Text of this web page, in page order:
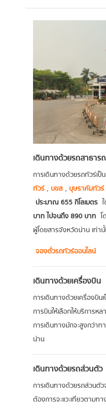
เดินทางด้วยรถสาธาร
การเดินทางด้วยรถทัวร์เป็
ทัวร์ , บขส , บุษราคัมทัวร์
ประมาณ 655 กิโลเมตร
บาท ไปจนถึง 890 บาท โ
ผู้โดยสารจังหวัดน่าน เท่า
จองตั๋วรถทัวร์ออนไลน์
เดินทางด้วยเครื่องบิน
การเดินทางด้วยเครื่องบิน
การบินให้เลือกให้บริการห
การเดินทางมักจะสูงกว่า
น่าน
เดินทางด้วยรถส่วนตัว
การเดินทางด้วยรถส่วนตัว
ต้องการจะแวะเที่ยวตาม